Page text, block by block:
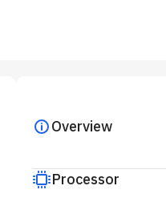
Overview
Processor